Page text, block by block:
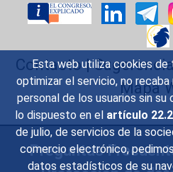
Esta web utiliza cookies de
optimizar el servicio, no
personal de los usuarios sin
lo dispuesto en el artículo
de julio, de servicios de la
comercio electrónico,
datos estadísticos de su
Contacto|
Mapa
Preguntas